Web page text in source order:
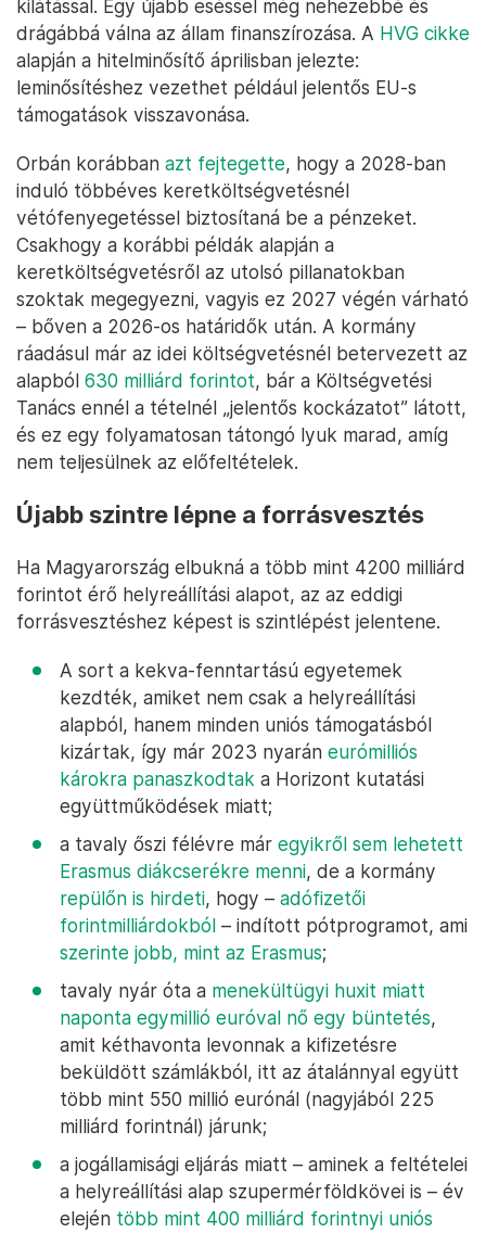
kilátással. Egy újabb eséssel még nehezebbé és
drágábbá válna az állam finanszírozása. A HVG cikke
alapján a hitelminősítő áprilisban jelezte:
leminősítéshez vezethet például jelentős EU-s
támogatások visszavonása.
Orbán korábban azt fejtegette, hogy a 2028-ban
induló többéves keretköltségvetésnél
vétófenyegetéssel biztosítaná be a pénzeket.
Csakhogy a korábbi példák alapján a
keretköltségvetésről az utolsó pillanatokban
szoktak megegyezni, vagyis ez 2027 végén várható
– bőven a 2026-os határidők után. A kormány
ráadásul már az idei költségvetésnél betervezett az
alapból 630 milliárd forintot, bár a Költségvetési
Tanács ennél a tételnél „jelentős kockázatot” látott,
és ez egy folyamatosan tátongó lyuk marad, amíg
nem teljesülnek az előfeltételek.
Újabb szintre lépne a forrásvesztés
Ha Magyarország elbukná a több mint 4200 milliárd
forintot érő helyreállítási alapot, az az eddigi
forrásvesztéshez képest is szintlépést jelentene.
A sort a kekva-fenntartású egyetemek
kezdték, amiket nem csak a helyreállítási
alapból, hanem minden uniós támogatásból
kizártak, így már 2023 nyarán eurómilliós
károkra panaszkodtak a Horizont kutatási
együttműködések miatt;
a tavaly őszi félévre már egyikről sem lehetett
Erasmus diákcserékre menni, de a kormány
repülőn is hirdeti, hogy – adófizetői
forintmilliárdokból – indított pótprogramot, ami
szerinte jobb, mint az Erasmus;
tavaly nyár óta a menekültügyi huxit miatt
naponta egymillió euróval nő egy büntetés,
amit kéthavonta levonnak a kifizetésre
beküldött számlákból, itt az átalánnyal együtt
több mint 550 millió eurónál (nagyjából 225
milliárd forintnál) járunk;
a jogállamisági eljárás miatt – aminek a feltételei
a helyreállítási alap szupermérföldkövei is – év
elején több mint 400 milliárd forintnyi uniós